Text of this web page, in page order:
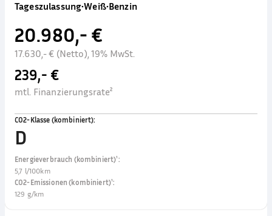
Tageszulassung•Weiß•Benzin
20.980,- €
17.630,- € (Netto), 19% MwSt.
239,- €
mtl. Finanzierungsrate²
CO2-Klasse (kombiniert):
D
Energieverbrauch (kombiniert)¹:
5,7 l/100km
CO2-Emissionen (kombiniert)¹:
129 g/km